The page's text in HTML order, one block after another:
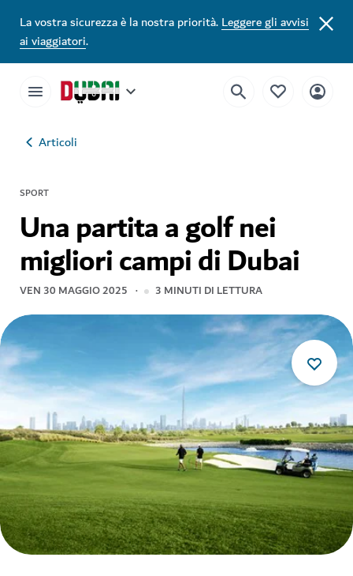
La vostra sicurezza è la nostra priorità.Leggere gli avvisi
ai viaggiatori.
Articoli
SPORT
Una partita a golf nei
migliori campi di Dubai
VEN 30 MAGGIO 2025 3 MINUTI DI LETTURA